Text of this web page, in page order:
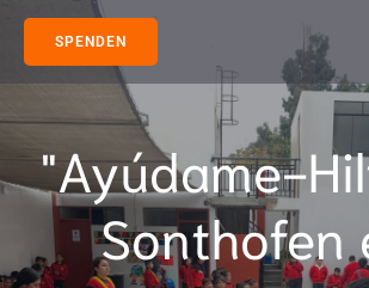
SPENDEN
"Ayúdame-
Sonthofen